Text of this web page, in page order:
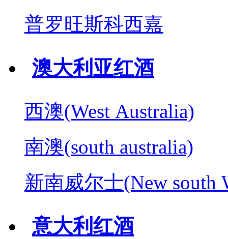
普罗旺斯科西嘉
澳大利亚红酒
西澳(West Australia)
南澳(south australia)
新南威尔士(New south
意大利红酒